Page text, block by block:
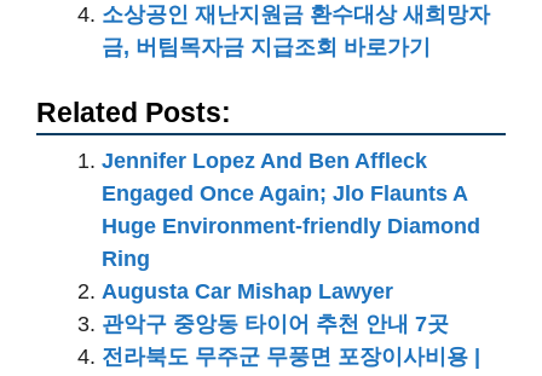
소상공인 재난지원금 환수대상 새희망자
금, 버팀목자금 지급조회 바로가기
Related Posts:
Jennifer Lopez And Ben Affleck
Engaged Once Again; Jlo Flaunts A
Huge Environment-friendly Diamond
Ring
Augusta Car Mishap Lawyer
관악구 중앙동 타이어 추천 안내 7곳
전라북도 무주군 무풍면 포장이사비용 |